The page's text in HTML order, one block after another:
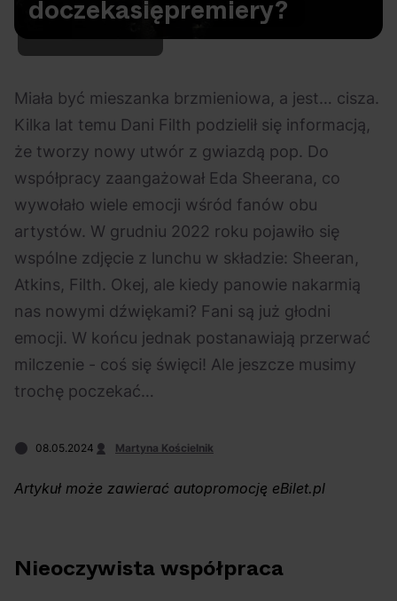
Na czasie
06.08.2026
Kto jest
prawdziwym fanem
Chivasa?
05.08.2026
Aplikacja
KAMAAAN nową
inicjatywą eBilet
jednoczącą fanów
Arctic Monkeys i
Horizon. Lustrzane
kariery zespołów z
Sheffield
miesiąc wakacji!
doczekasiępremiery?
Miała być mieszanka brzmieniowa, a jest… cisza.
Kilka lat temu Dani Filth podzielił się informacją,
że tworzy nowy utwór z gwiazdą pop. Do
współpracy zaangażował Eda Sheerana, co
wywołało wiele emocji wśród fanów obu
artystów. W grudniu 2022 roku pojawiło się
wspólne zdjęcie z lunchu w składzie: Sheeran,
Atkins, Filth. Okej, ale kiedy panowie nakarmią
nas nowymi dźwiękami? Fani są już głodni
emocji. W końcu jednak postanawiają przerwać
milczenie - coś się święci! Ale jeszcze musimy
trochę poczekać…
08.05.2024 Martyna Kościelnik
Artykuł może zawierać autopromocję eBilet.pl
Nieoczywista współpraca